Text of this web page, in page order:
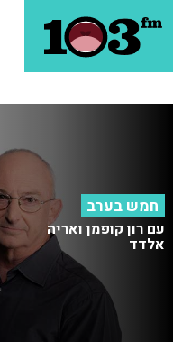
חמש בערב
עם רון קופמן ואריה
אלדד